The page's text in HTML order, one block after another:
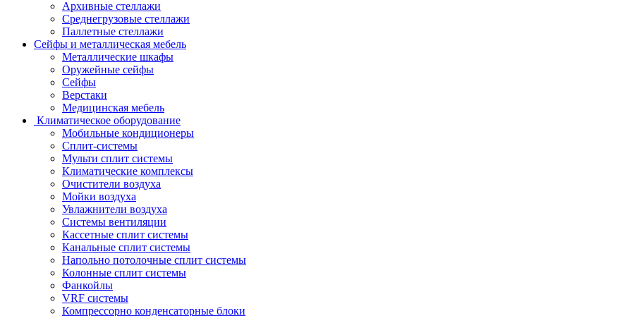
Архивные стеллажи
Среднегрузовые стеллажи
Паллетные стеллажи
Сейфы и металлическая мебель
Металлические шкафы
Оружейные сейфы
Сейфы
Верстаки
Медицинская мебель
Климатическое оборудование
Мобильные кондиционеры
Сплит-системы
Мульти сплит системы
Климатические комплексы
Очистители воздуха
Мойки воздуха
Увлажнители воздуха
Системы вентиляции
Кассетные сплит системы
Канальные сплит системы
Напольно потолочные сплит системы
Колонные сплит системы
Фанкойлы
VRF системы
Компрессорно конденсаторные блоки